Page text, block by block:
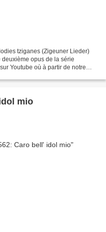
tziganes (Zigeuner Lieder)
opus de la série
Youtube où à partir de notre
mio